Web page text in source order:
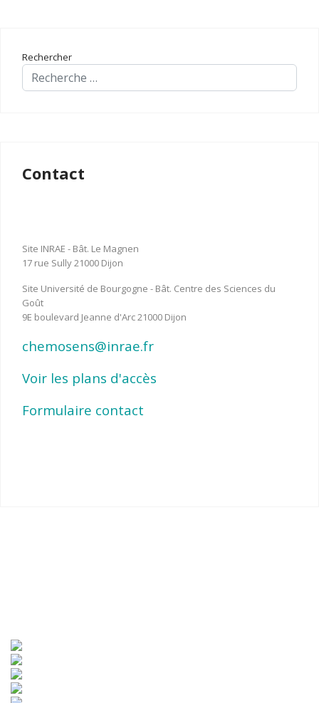
Rechercher
Contact
Site INRAE - Bât. Le Magnen
17 rue Sully 21000 Dijon
Site Université de Bourgogne - Bât. Centre des Sciences du
Goût
9E boulevard Jeanne d'Arc 21000 Dijon
chemosens@inrae.fr
Voir les plans d'accès
Formulaire contact